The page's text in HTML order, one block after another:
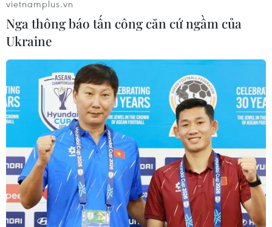
Các tỉnh khu vực V thu ngân sách đạt 49%
dự toán năm
11/05/2025 22:31
Theo Chi cục Thuế khu vực V (quản lý địa bàn Bắc
Ninh-Hải Dương-Thái Bình), các tỉnh đã thu ngân sách
vietnamplus.vn
Nga thông báo tấn công căn cứ ngầm của
Ukraine